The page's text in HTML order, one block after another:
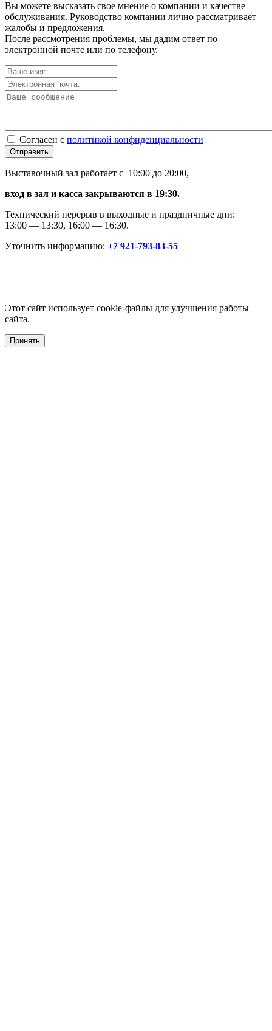
Вы можете высказать свое мнение о компании и качестве
обслуживания. Руководство компании лично рассматривает
жалобы и предложения.
После рассмотрения проблемы, мы дадим ответ по
электронной почте или по телефону.
Согласен с политикой конфиденциальности
Отправить
Выставочный зал работает с 10:00 до 20:00,
вход в зал и касса закрываются в 19:30.
Технический перерыв в выходные и праздничные дни:
13:00 — 13:30, 16:00 — 16:30.
Уточнить информацию: +7 921-793-83-55
Этот сайт использует cookie-файлы для улучшения работы
сайта.
Принять